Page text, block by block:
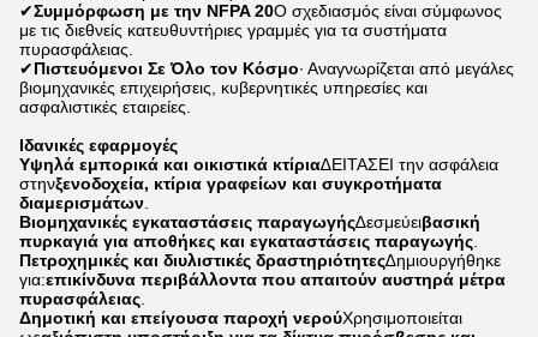
✔Συμμόρφωση με την NFPA 20Ο σχεδιασμός είναι σύμφωνος
με τις διεθνείς κατευθυντήριες γραμμές για τα συστήματα
πυρασφάλειας.
✔Πιστευόμενοι Σε Όλο τον Κόσμο∙ Αναγνωρίζεται από μεγάλες
βιομηχανικές επιχειρήσεις, κυβερνητικές υπηρεσίες και
ασφαλιστικές εταιρείες.
Ιδανικές εφαρμογές
Υψηλά εμπορικά και οικιστικά κτίρια∆ΕΙΤΑΣΕΙ την ασφάλεια
στηνξενοδοχεία, κτίρια γραφείων και συγκροτήματα
διαμερισμάτων
Βιομηχανικές εγκαταστάσεις παραγωγής∆εσμεύειβασική
πυρκαγιά για αποθήκες και εγκαταστάσεις παραγωγής
Πετροχημικές και διυλιστικές δραστηριότητες∆ημιουργήθηκε
για:επικίνδυνα περιβάλλοντα που απαιτούν αυστηρά μέτρα
πυρασφάλειας
Δημοτική και επείγουσα παροχή νερούΧρησιμοποιείται